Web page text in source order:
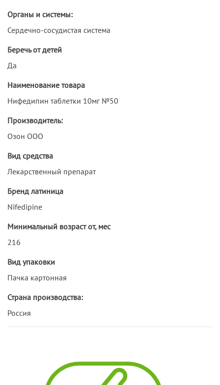
Органы и системы:
Сердечно-сосудистая система
Беречь от детей
Да
Наименование товара
Нифедипин таблетки 10мг №50
Производитель:
Озон ООО
Вид средства
Лекарственный препарат
Бренд латиница
Nifedipine
Минимальный возраст от, мес
216
Вид упаковки
Пачка картонная
Страна производства:
Россия